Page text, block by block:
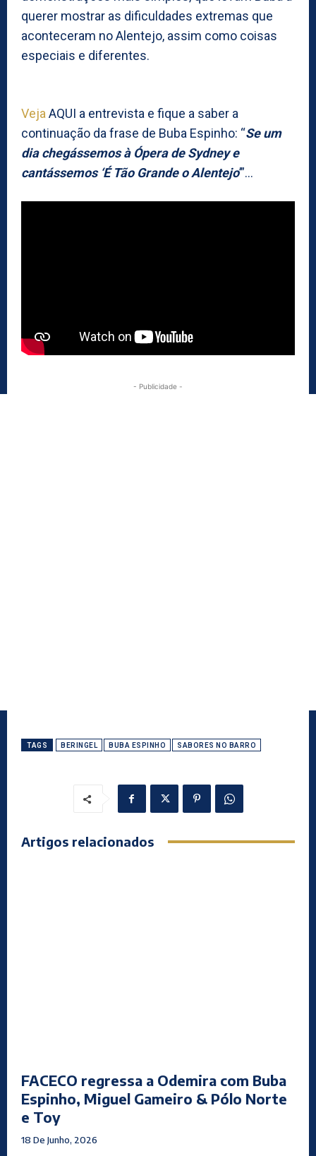
querer mostrar as dificuldades extremas que
aconteceram no Alentejo, assim como coisas
especiais e diferentes.
Veja AQUI a entrevista e fique a saber a
continuação da frase de Buba Espinho: “Se um
dia chegássemos à Ópera de Sydney e
cantássemos ‘É Tão Grande o Alentejo’”…
- Publicidade -
TAGS BERINGEL BUBA ESPINHO SABORES NO BARRO
Artigos relacionados
FACECO regressa a Odemira com Buba
Espinho, Miguel Gameiro & Pólo Norte
e Toy
18 De Junho, 2026